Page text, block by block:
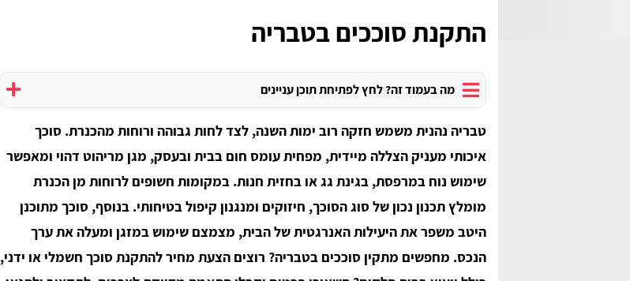
התקנת סוככים בטבריה
מה בעמוד זה? לחץ לפתיחת תוכן עניינים
טבריה נהנית משמש חזקה רוב ימות השנה, לצד לחות גבוהה ורוחות מהכנרת. סוכך
איכותי מעניק הצללה מיידית, מפחית עומס חום בבית ובעסק, מגן מריהוט דהוי ומאפשר
שימוש נוח במרפסת, בגינת גג או בחזית חנות. במקומות חשופים לרוחות מן הכנרת
מומלץ תכנון נכון של סוג הסוכך, חיזוקים ומנגנון קיפול בטיחותי. בנוסף, סוכך מתוכנן
היטב משפר את היעילות האנרגטית של הבית, מצמצם שימוש במזגן ומעלה את ערך
הנכס.​ מחפשים מתקין סוככים בטבריה? רוצים הצעת מחיר להתקנת סוכך חשמלי או ידני,